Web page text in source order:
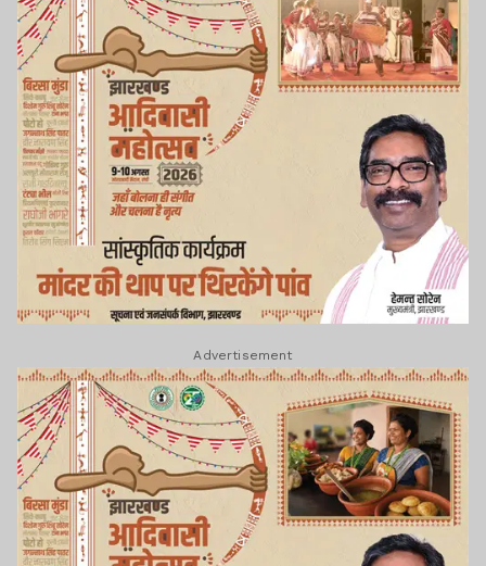
Advertisement